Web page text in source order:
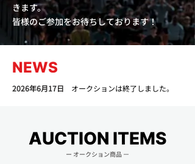
きます。
皆様のご参加をお待ちしております！
NEWS
2026年6月17日 オークションは終了しました。
AUCTION ITEMS
ー オークション商品 ー